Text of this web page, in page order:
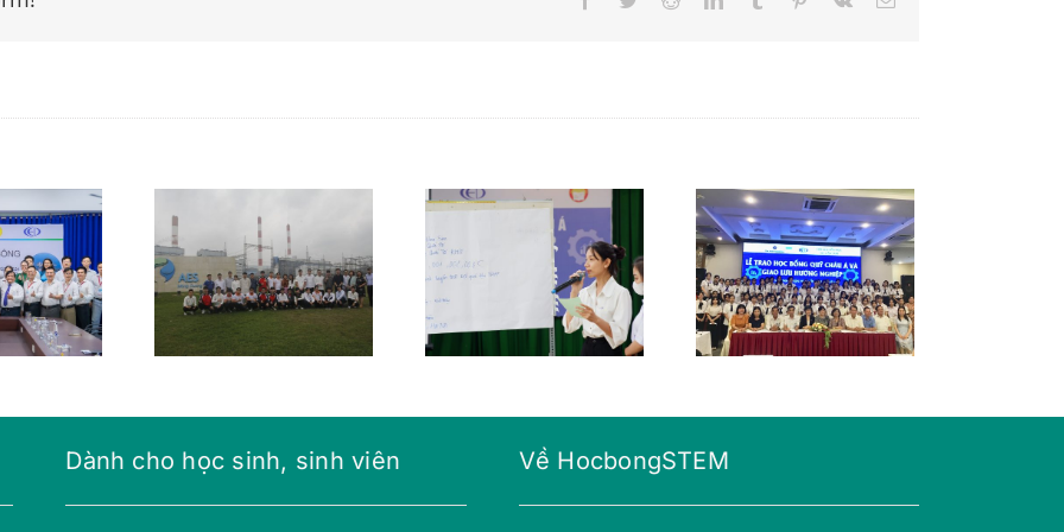
học bổng
quan
máy điện
Mông
Dương
Lễ trao học bổng
và hướng nghiệp
cho học sinh
tỉnh Hậu Giang
Lễ trao học bổng
và hướng nghiệp
cho học sinh Cần
Thơ
Dành cho học sinh, sinh viên Về HocbongSTEM